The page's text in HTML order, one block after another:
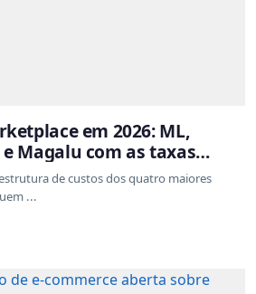
em 2026: ML,
Magalu com as taxas
de custos dos quatro maiores
...